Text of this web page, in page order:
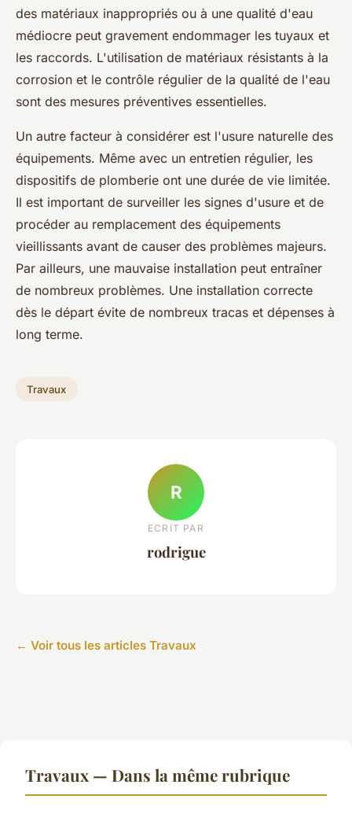
des matériaux inappropriés ou à une qualité d'eau
médiocre peut gravement endommager les tuyaux et
les raccords. L'utilisation de matériaux résistants à la
corrosion et le contrôle régulier de la qualité de l'eau
sont des mesures préventives essentielles.
Un autre facteur à considérer est l'usure naturelle des
équipements. Même avec un entretien régulier, les
dispositifs de plomberie ont une durée de vie limitée.
Il est important de surveiller les signes d'usure et de
procéder au remplacement des équipements
vieillissants avant de causer des problèmes majeurs.
Par ailleurs, une mauvaise installation peut entraîner
de nombreux problèmes. Une installation correcte
dès le départ évite de nombreux tracas et dépenses à
long terme.
Travaux
R
ECRIT PAR
rodrigue
← Voir tous les articles Travaux
Travaux — Dans la même rubrique